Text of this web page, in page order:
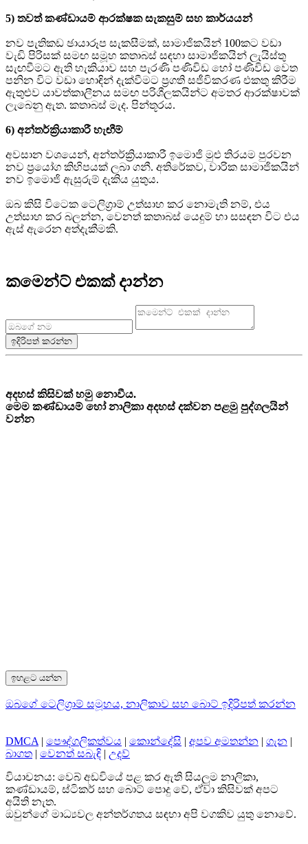
5) තවත් කණ්ඩායම් ආරක්ෂක සැකසුම් සහ කාර්යයන්
නව පැතිකඩ ඡායාරූප සැකසීමක්, සාමාජිකයින් 100කට වඩා
වැඩි පිරිසක් සමඟ සමූහ කතාබස් සඳහා සාමාජිකයින් ලැයිස්තු
සැඟවීමට ඇති හැකියාව සහ පැරණි පණිවිඩ හෝ පණිවිඩ වෙත
පනින විට වඩා හොඳින් දැක්වීමට ප්‍රගති සජීවිකරණ එකතු කිරීම
ඇතුළුව යාවත්කාලීනය සමඟ පරිශීලකයින්ට අමතර ආරක්ෂාවක්
ලැබෙනු ඇත. කතාබස් මැද. පින්තූරය.
6) අන්තර්ක්‍රියාකාරී හැඟීම්
අවසාන වශයෙන්, අන්තර්ක්‍රියාකාරී ඉමොජි මුළු තිරයම පුරවන
නව ප්‍රයෝග කිහිපයක් ලබා ගනී. අතිරේකව, වාරික සාමාජිකයින්
නව ඉමොජි ඇසුරුම් දැකිය යුතුය.
ඔබ කිසි විටෙක ටෙලිග්‍රාම් උත්සාහ කර නොමැති නම්, එය
උත්සාහ කර බලන්න, වෙනත් කතාබස් යෙදුම් හා සසඳන විට එය
ඇස් ඇරෙන අත්දැකීමකි.
කමෙන්ට් එකක් දාන්න
අදහස් කිසිවක් හමු නොවීය.
මෙම කණ්ඩායම් හෝ නාලිකා අදහස් දක්වන පළමු පුද්ගලයින්
වන්න
ඉහළට යන්න
ඔබගේ ටෙලිග්‍රාම් සමූහය, නාලිකාව සහ බොට් ඉදිරිපත් කරන්න
DMCA | පෞද්ගලිකත්වය | කොන්දේසි | අපව අමතන්න | ගැන |
බාගත | වෙනත් සබැඳි | උදව්
වියාචනය: වෙබ් අඩවියේ පළ කර ඇති සියලුම නාලිකා,
කණ්ඩායම්, ස්ටිකර් සහ බොට් පොදු වේ, ඒවා කිසිවක් අපට
අයිති නැත.
ඔවුන්ගේ මාධ්‍යවල අන්තර්ගතය සඳහා අපි වගකිව යුතු නොවේ.